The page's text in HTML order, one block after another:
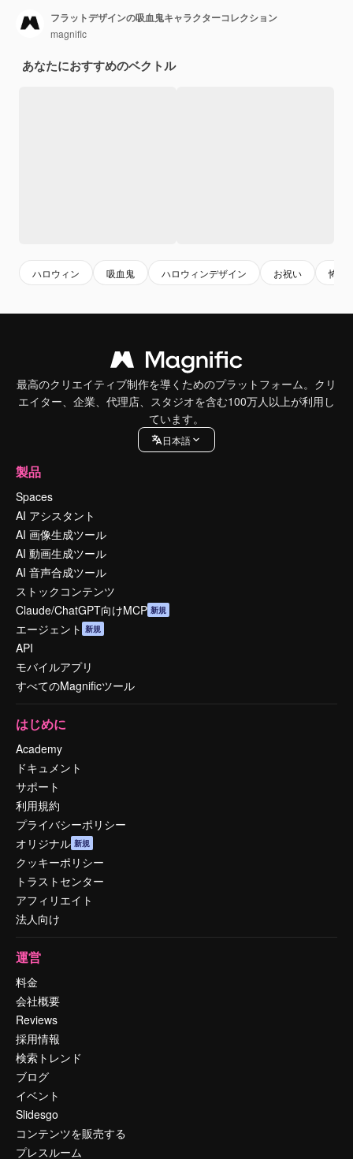
フラットデザインの吸血鬼キャラクターコレクション
magnific
あなたにおすすめのベクトル
ハロウィン 吸血鬼 ハロウィンデザイン お祝い 怖い
最高のクリエイティブ制作を導くためのプラットフォーム。クリ
エイター、企業、代理店、スタジオを含む100万人以上が利用し
ています。
日本語
製品
Spaces
AI アシスタント
AI 画像生成ツール
AI 動画生成ツール
AI 音声合成ツール
ストックコンテンツ
Claude/ChatGPT向けMCP 新規
エージェント 新規
API
モバイルアプリ
すべてのMagnificツール
はじめに
Academy
ドキュメント
サポート
利用規約
プライバシーポリシー
オリジナル 新規
クッキーポリシー
トラストセンター
アフィリエイト
法人向け
運営
料金
会社概要
Reviews
採用情報
検索トレンド
ブログ
イベント
Slidesgo
コンテンツを販売する
プレスルーム